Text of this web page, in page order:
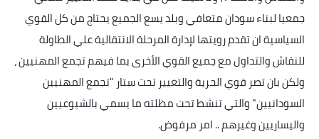
جمعيا لبناء سودان متعافي وبلد يسع الجميع يحتاج من كل القوي
السياسية ان تقدم رويتها لإدارة المرحلة الانتقالية علي الطاولة
للنقاش والتداول مع جميع القوي الأخرى بما فيهم تجمع المهنيين ،
ولكن بان تصر قوي الحرية والتغيير تحت ستار "تجمع المهنيين
السودانيين" والتي تنشط تحت مظلته ما يسمي بالشيوعيين
واليساريين وغيرهم .. امر مرفوض.